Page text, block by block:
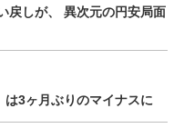
戻しが、 異次元の円安局面
3ヶ月ぶりのマイナスに